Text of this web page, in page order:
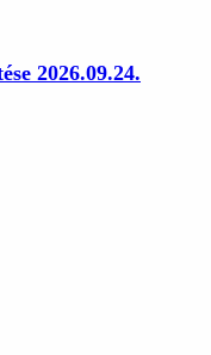
2026.09.24.